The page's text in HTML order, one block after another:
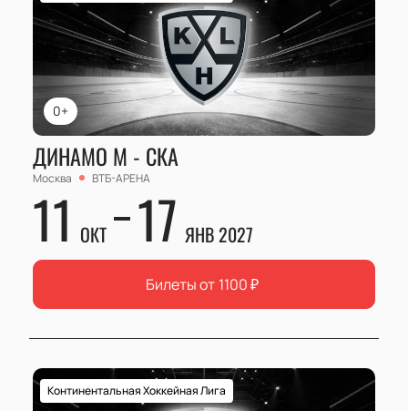
0+
ДИНАМО М - СКА
Москва ВТБ-АРЕНА
11 ОКТ 17 ЯНВ 2027
Билеты от 1100₽
Континентальная Хоккейная Лига